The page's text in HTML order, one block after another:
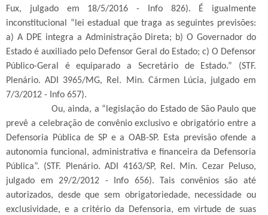
Fux, julgado em 18/5/2016 - Info 826). É igualmente
inconstitucional “lei estadual que traga as seguintes previsões:
a) A DPE integra a Administração Direta; b) O Governador do
Estado é auxiliado pelo Defensor Geral do Estado; c) O Defensor
Público-Geral é equiparado a Secretário de Estado.” (STF.
Plenário. ADI 3965/MG, Rel. Min. Cármen Lúcia, julgado em
7/3/2012 - Info 657).
Ou, ainda, a “legislação do Estado de São Paulo que
prevê a celebração de convênio exclusivo e obrigatório entre a
Defensoria Pública de SP e a OAB-SP. Esta previsão ofende a
autonomia funcional, administrativa e financeira da Defensoria
Pública”. (STF. Plenário. ADI 4163/SP, Rel. Min. Cezar Peluso,
julgado em 29/2/2012 - Info 656). Tais convênios são até
autorizados, desde que sem obrigatoriedade, necessidade ou
exclusividade, e a critério da Defensoria, em virtude de suas